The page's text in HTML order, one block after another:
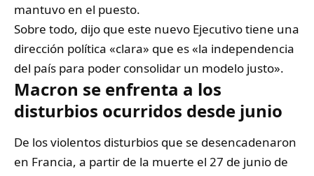
mantuvo en el puesto.
Sobre todo, dijo que este nuevo Ejecutivo tiene una
dirección política «clara» que es «la independencia
del país para poder consolidar un modelo justo».
Macron se enfrenta a los
disturbios ocurridos desde junio
De los violentos disturbios que se desencadenaron
en Francia, a partir de la muerte el 27 de junio de